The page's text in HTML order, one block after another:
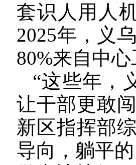
套识人用人
2025年，义
80%来自中
“这些年，
让干部更敢
新区指挥部
导向，躺平